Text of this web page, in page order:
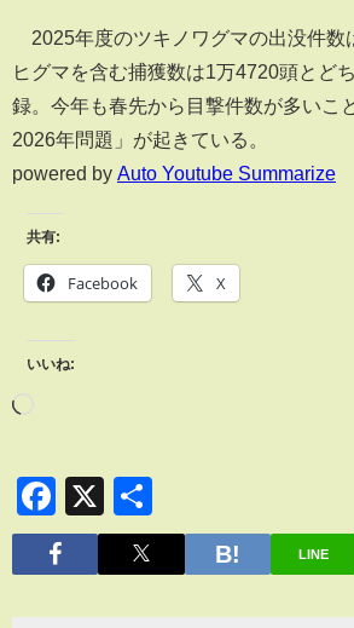
2025年度のツキノワグマの出没件数
ヒグマを含む捕獲数は1万4720頭とど
録。今年も春先から目撃件数が多いこ
2026年問題」が起きている。
powered by Auto Youtube Summarize
共有:
Facebook X
いいね:
Facebook
X
有
LINE